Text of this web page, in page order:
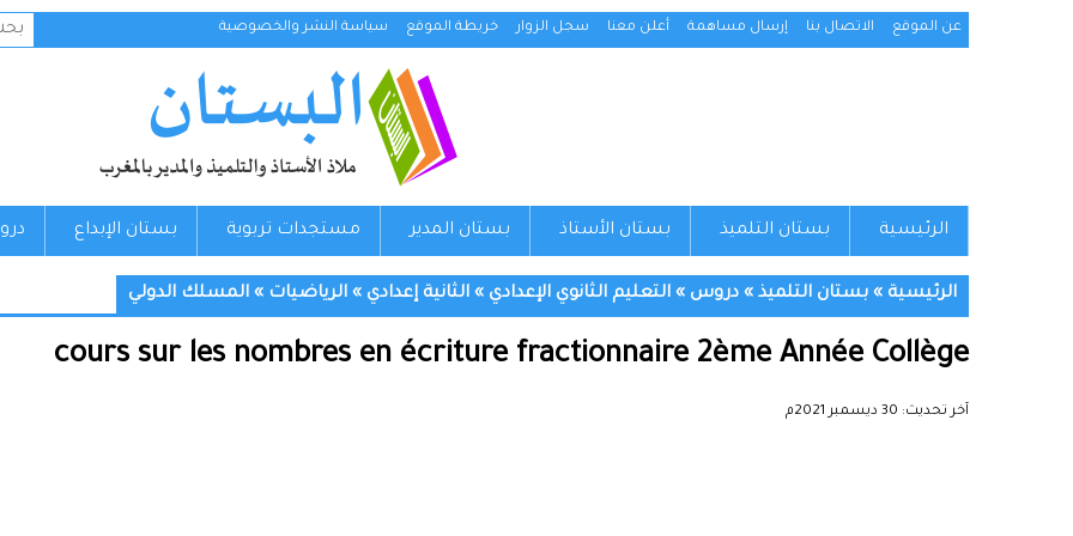
عن الموقع الاتصال بنا إرسال مساهمة أعلن معنا سجل الزوار خريطة الموقع سياسة النشر والخصوصية
عن:
الرئيسية بستان التلميذ بستان الأستاذ بستان المدير مستجدات تربوية بستان الإبداع
الرئيسية » بستان التلميذ » دروس » التعليم الثانوي الإعدادي » الثانية إعدادي » الرياضيات » المسلك الدولي
cours sur les nombres en écriture fractionnaire 2ème Année Collège
آخر تحديث: 30 ديسمبر 2021م